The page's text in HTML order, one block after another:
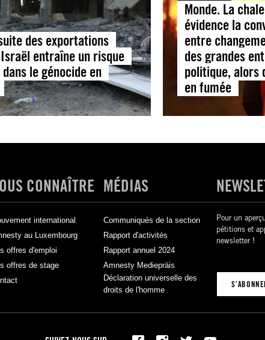
des exportations
entraîne un risque
le génocide en
Monde. La
évidence la
entre
des grandes
politique, alors
en fumée
CONNAÎTRE
international
au Luxembourg
offres d'emploi
offres de stage
MÉDIAS
Communiqués de la section
Rapport d'activités
Rapport annuel 2024
Amnesty Mediepräis
Déclaration universelle des
droits de l'homme
Pour un
pétitions et
newsletter !